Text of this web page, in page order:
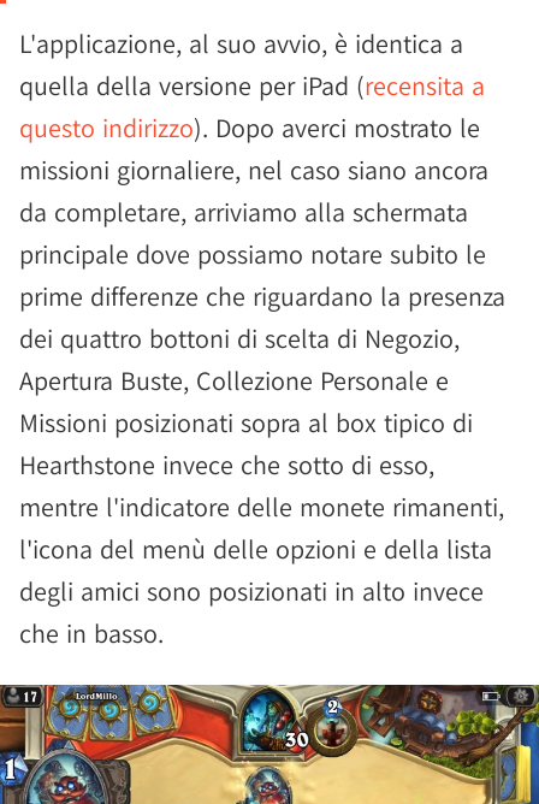
L'applicazione, al suo avvio, è identica a
quella della versione per iPad (recensita a
questo indirizzo). Dopo averci mostrato le
missioni giornaliere, nel caso siano ancora
da completare, arriviamo alla schermata
principale dove possiamo notare subito le
prime differenze che riguardano la presenza
dei quattro bottoni di scelta di Negozio,
Apertura Buste, Collezione Personale e
Missioni posizionati sopra al box tipico di
Hearthstone invece che sotto di esso,
mentre l'indicatore delle monete rimanenti,
l'icona del menù delle opzioni e della lista
degli amici sono posizionati in alto invece
che in basso.